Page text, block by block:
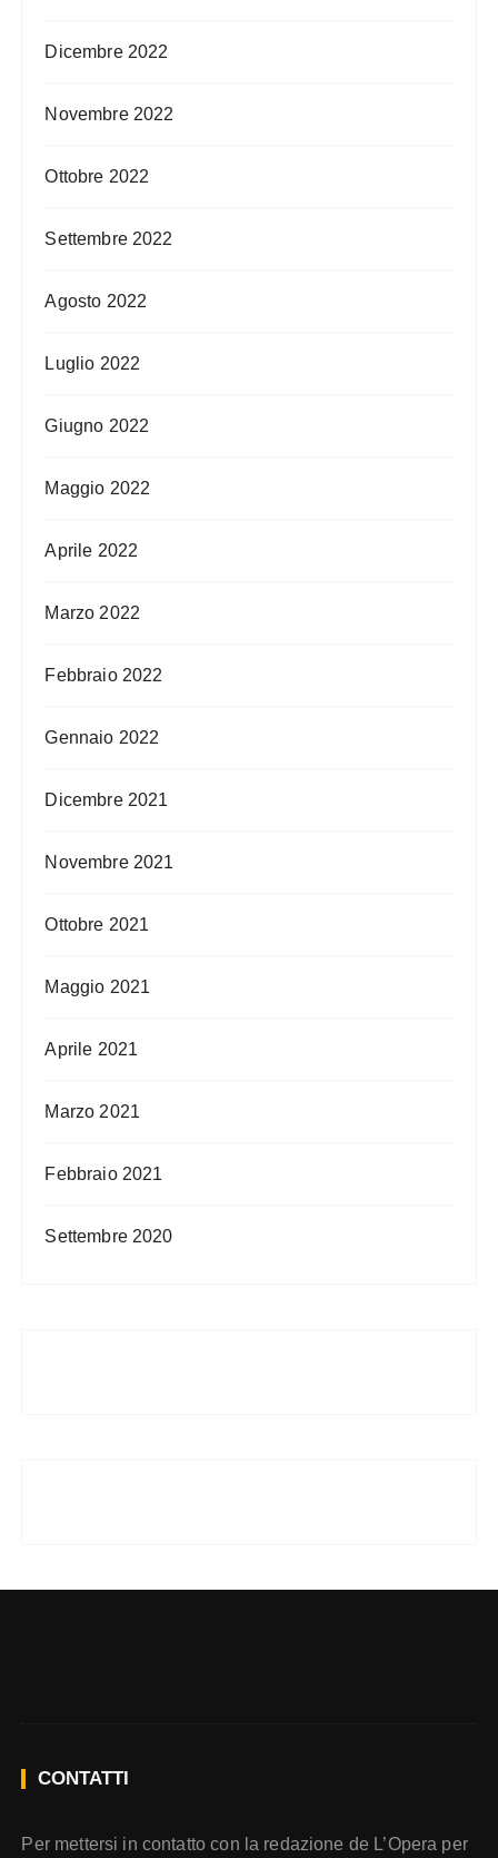
Dicembre 2022
Novembre 2022
Ottobre 2022
Settembre 2022
Agosto 2022
Luglio 2022
Giugno 2022
Maggio 2022
Aprile 2022
Marzo 2022
Febbraio 2022
Gennaio 2022
Dicembre 2021
Novembre 2021
Ottobre 2021
Maggio 2021
Aprile 2021
Marzo 2021
Febbraio 2021
Settembre 2020
CONTATTI
Per mettersi in contatto con la redazione de L’Opera per